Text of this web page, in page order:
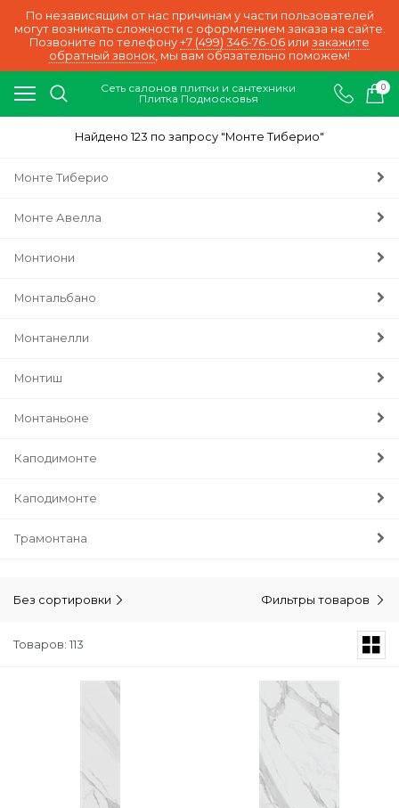
По независящим от нас причинам у части пользователей
могут возникать сложности с оформлением заказа на сайте.
Позвоните по телефону +7 (499) 346-76-06 или закажите
обратный звонок, мы вам обязательно поможем!
Сеть салонов плитки и сантехники
Плитка Подмосковья
0
Найдено 123 по запросу "Монте Тиберио"
Монте Тиберио
Монте Авелла
Монтиони
Монтальбано
Монтанелли
Монтиш
Монтаньоне
Каподимонте
Каподимонте
Трамонтана
Без сортировки Фильтры товаров
Товаров: 113